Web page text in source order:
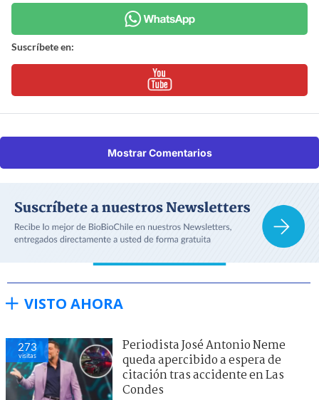
Suscríbete en:
Mostrar Comentarios
VISTO AHORA
273
visitas
Periodista José Antonio Neme
queda apercibido a espera de
citación tras accidente en Las
Condes